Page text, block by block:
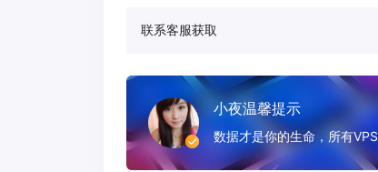
联系客服获取
小夜温馨提示
数据才是你的生命，所有